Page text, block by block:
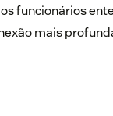
funcionários
mais